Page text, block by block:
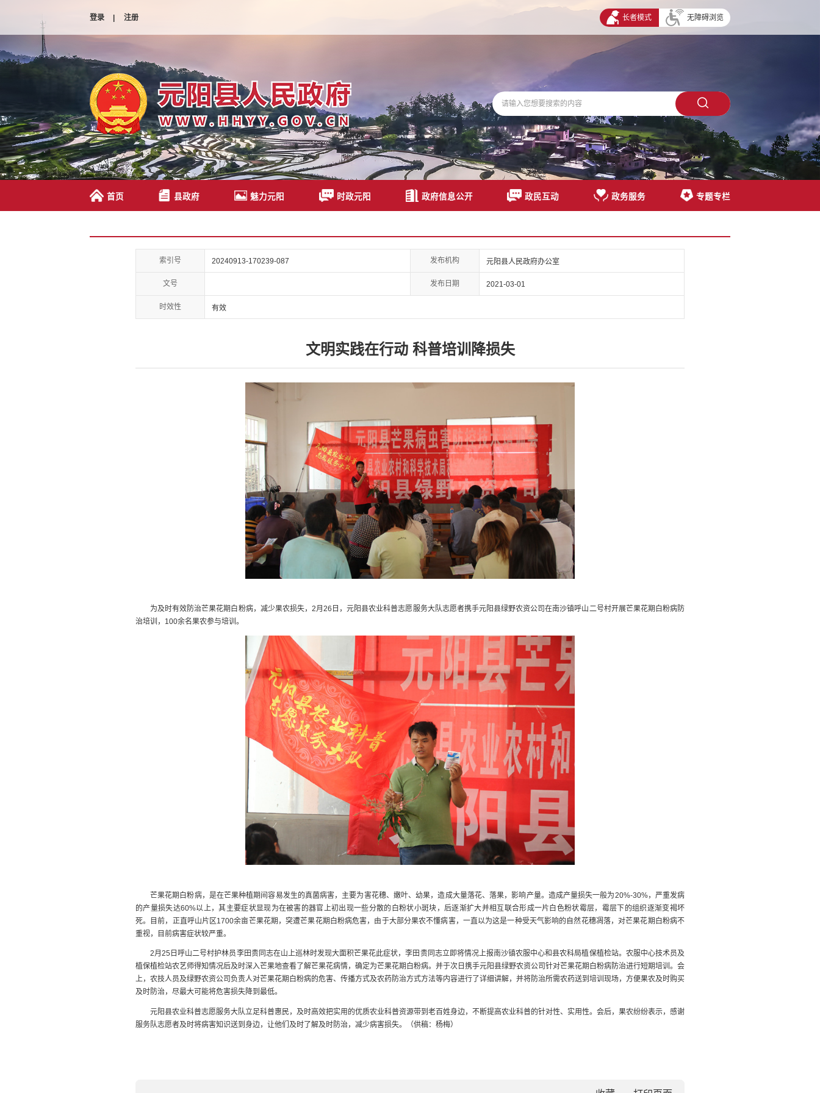
登录 | 注册 长者模式 无障碍浏览
首页 县政府 魅力元阳 时政元阳 政府信息公开 政民互动 政务服务 专题专栏
索引号 20240913-170239-087 发布机构 元阳县人民政府办公室
文号 发布日期 2021-03-01
时效性 有效
文明实践在行动 科普培训降损失
为及时有效防治芒果花期白粉病，减少果农损失， 2月26日，元阳县农业科普志愿服务大队志愿者携手元阳县绿野农资公司在南沙镇呼山二号村开展芒果花期白粉病防
治培训， 100余名果农参与培训。
芒果花期白粉病，是在芒果种植期间容易发生的真菌病害，主要为害花穗、嫩叶、幼果，造成大量落花、落果，影响产量。造成产量损失一般为20%-30%，严重发病
的产量损失达60%以上，其主要症状显现为在被害的器官上初出现一些分散的白粉状小斑块，后逐渐扩大并相互联合形成一片白色粉状霉层，霉层下的组织逐渐变褐坏
死。目前，正直呼山片区 1700余亩芒果花期，突遭芒果花期白粉病危害，由于大部分果农不懂病害，一直以为这是一种受天气影响的自然花穗凋落，对芒果花期白粉病不
重视，目前病害症状较严重。
2月25日呼山二号村护林员李田贵同志在山上巡林时发现大面积芒果花此症状，李田贵同志立即将情况上报南沙镇农服中心和县农科局植保植检站。农服中心技术员及
植保植检站农艺师得知情况后及时深入芒果地查看了解芒果花病情，确定为芒果花期白粉病。并于次日携手元阳县绿野农资公司针对芒果花期白粉病防治进行短期培训。会
上，农技人员及绿野农资公司负责人对芒果花期白粉病的危害、传播方式及农药防治方式方法等内容进行了详细讲解，并将防治所需农药送到培训现场，方便果农及时购买
及时防治，尽最大可能将危害损失降到最低。
元阳县农业科普志愿服务大队立足科普惠民，及时高效把实用的优质农业科普资源带到老百姓身边，不断提高农业科普的针对性、实用性。会后，果农纷纷表示，感谢
服务队志愿者及时将病害知识送到身边，让他们及时了解及时防治，减少病害损失。（供稿：杨梅）